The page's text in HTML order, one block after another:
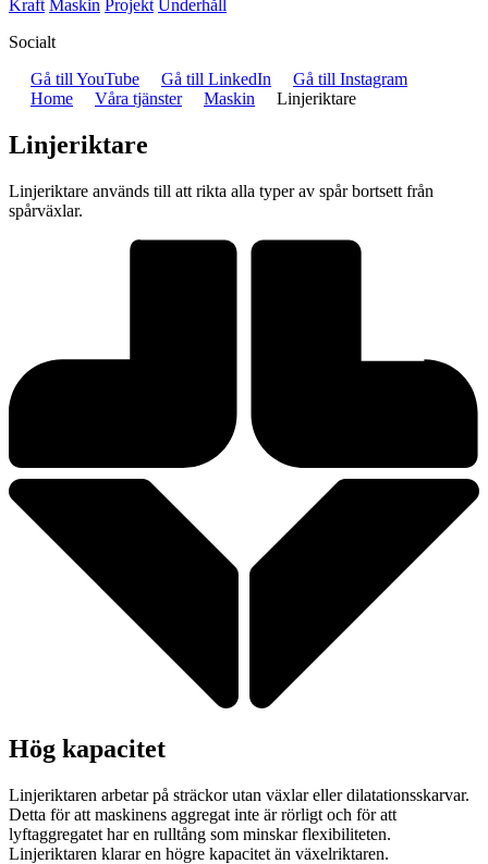
Kraft Maskin Projekt Underhåll
Socialt
Gå till YouTube
Gå till LinkedIn
Gå till Instagram
Home
Våra tjänster Maskin Linjeriktare
Linjeriktare
Linjeriktare används till att rikta alla typer av spår bortsett från
spårväxlar.
Hög kapacitet
Linjeriktaren arbetar på sträckor utan växlar eller dilatationsskarvar.
Detta för att maskinens aggregat inte är rörligt och för att
lyftaggregatet har en rulltång som minskar flexibiliteten.
Linjeriktaren klarar en högre kapacitet än växelriktaren.